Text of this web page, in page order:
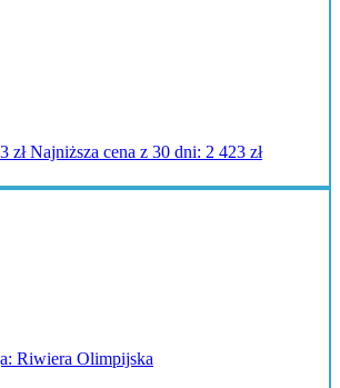
złNajniższa cena z 30 dni: 2 423 zł
Riwiera Olimpijska